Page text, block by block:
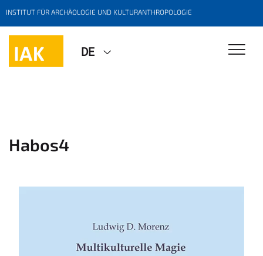
INSTITUT FÜR ARCHÄOLOGIE UND KULTURANTHROPOLOGIE
DE
Habos4